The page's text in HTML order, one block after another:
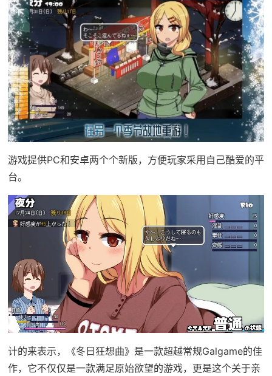
游戏提供PC和安卓两个个新版，方便玩家采用自己酷爱的平
台。
计的来表示，《冬日狂想曲》是一款​​超越常规Galgame的佳
作​​，它不仅仅是一款满足原始欲望的游戏，更是这个关于亲